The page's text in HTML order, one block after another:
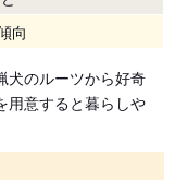
向
犬のルーツから好奇
用意すると暮らしや